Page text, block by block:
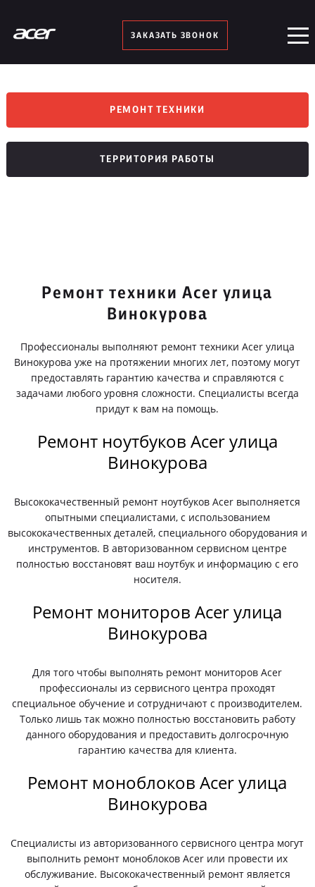
ЗАКАЗАТЬ ЗВОНОК
РЕМОНТ ТЕХНИКИ
ТЕРРИТОРИЯ РАБОТЫ
Ремонт техники Acer улица
Винокурова
Профессионалы выполняют ремонт техники Acer улица
Винокурова уже на протяжении многих лет, поэтому могут
предоставлять гарантию качества и справляются с
задачами любого уровня сложности. Специалисты всегда
придут к вам на помощь.
Ремонт ноутбуков Acer улица
Винокурова
Высококачественный ремонт ноутбуков Acer выполняется
опытными специалистами, с использованием
высококачественных деталей, специального оборудования и
инструментов. В авторизованном сервисном центре
полностью восстановят ваш ноутбук и информацию с его
носителя.
Ремонт мониторов Acer улица
Винокурова
Для того чтобы выполнять ремонт мониторов Acer
профессионалы из сервисного центра проходят
специальное обучение и сотрудничают с производителем.
Только лишь так можно полностью восстановить работу
данного оборудования и предоставить долгосрочную
гарантию качества для клиента.
Ремонт моноблоков Acer улица
Винокурова
Специалисты из авторизованного сервисного центра могут
выполнить ремонт моноблоков Acer или провести их
обслуживание. Высококачественный ремонт является